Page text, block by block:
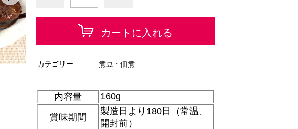
カートに入れる
カテゴリー 煮豆・佃煮
内容量 160g
賞味期間
製造日より180日（常温、
開封前）